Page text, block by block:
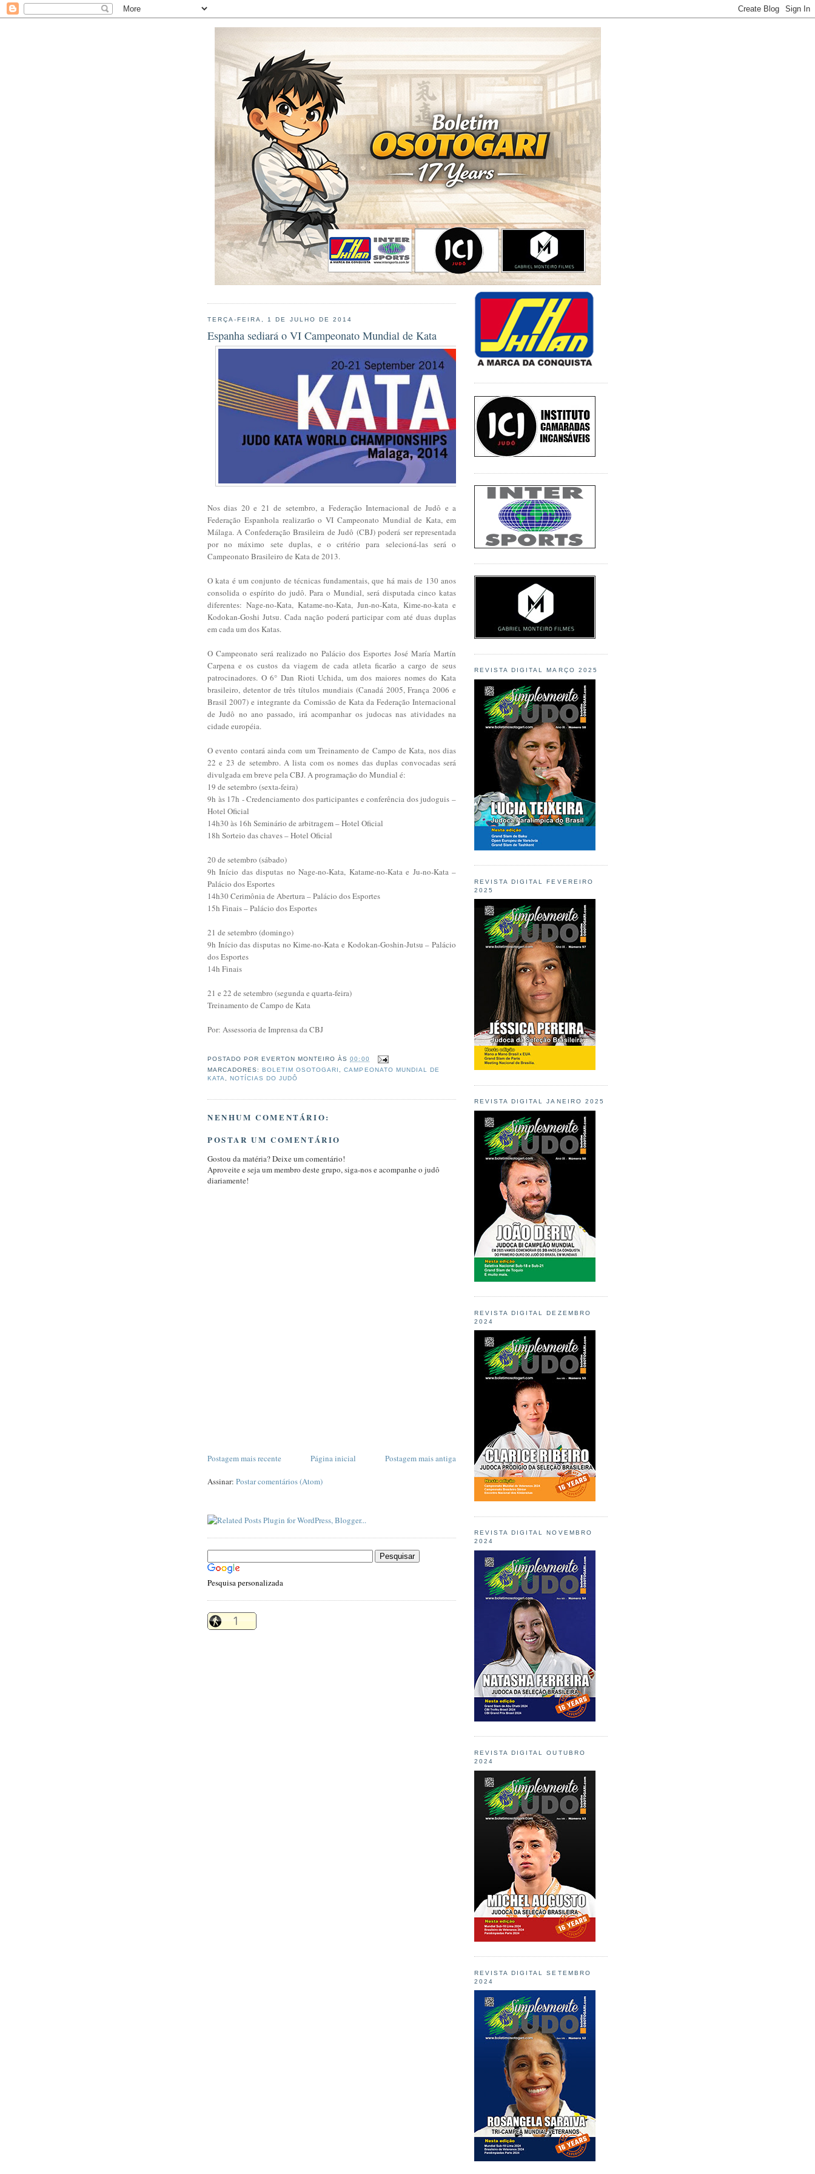
TERÇA-FEIRA, 1 DE JULHO DE 2014
Espanha sediará o VI Campeonato Mundial de Kata
Nos dias 20 e 21 de setembro, a Federação Internacional de Judô e a
Federação Espanhola realizarão o VI Campeonato Mundial de Kata, em
Málaga. A Confederação Brasileira de Judô (CBJ) poderá ser representada
por no máximo sete duplas, e o critério para selecioná-las será o
Campeonato Brasileiro de Kata de 2013.
O kata é um conjunto de técnicas fundamentais, que há mais de 130 anos
consolida o espírito do judô. Para o Mundial, será disputada cinco katas
diferentes: Nage-no-Kata, Katame-no-Kata, Jun-no-Kata, Kime-no-kata e
Kodokan-Goshi Jutsu. Cada nação poderá participar com até duas duplas
em cada um dos Katas.
O Campeonato será realizado no Palácio dos Esportes José María Martín
Carpena e os custos da viagem de cada atleta ficarão a cargo de seus
patrocinadores. O 6° Dan Rioti Uchida, um dos maiores nomes do Kata
brasileiro, detentor de três títulos mundiais (Canadá 2005, França 2006 e
Brasil 2007) e integrante da Comissão de Kata da Federação Internacional
de Judô no ano passado, irá acompanhar os judocas nas atividades na
cidade européia.
O evento contará ainda com um Treinamento de Campo de Kata, nos dias
22 e 23 de setembro. A lista com os nomes das duplas convocadas será
divulgada em breve pela CBJ. A programação do Mundial é:
19 de setembro (sexta-feira)
9h às 17h - Credenciamento dos participantes e conferência dos judoguis –
Hotel Oficial
14h30 às 16h Seminário de arbitragem – Hotel Oficial
18h Sorteio das chaves – Hotel Oficial
20 de setembro (sábado)
9h Início das disputas no Nage-no-Kata, Katame-no-Kata e Ju-no-Kata –
Palácio dos Esportes
14h30 Cerimônia de Abertura – Palácio dos Esportes
15h Finais – Palácio dos Esportes
21 de setembro (domingo)
9h Início das disputas no Kime-no-Kata e Kodokan-Goshin-Jutsu – Palácio
dos Esportes
14h Finais
21 e 22 de setembro (segunda e quarta-feira)
Treinamento de Campo de Kata
Por: Assessoria de Imprensa da CBJ
POSTADO POR EVERTON MONTEIRO ÀS00:00
MARCADORES:BOLETIM OSOTOGARI ,CAMPEONATO MUNDIAL DE
KATA,NOTÍCIAS DO JUDÔ
NENHUM COMENTÁRIO:
POSTAR UM COMENTÁRIO
Gostou da matéria? Deixe um comentário!
Aproveite e seja um membro deste grupo, siga-nos e acompanhe o judô
diariamente!
Postagem mais recente Postagem mais antiga
Página inicial
Assinar: Postar comentários (Atom)
Pesquisa personalizada
REVISTA DIGITAL MARÇO 2025
REVISTA DIGITAL FEVEREIRO
2025
REVISTA DIGITAL JANEIRO 2025
REVISTA DIGITAL DEZEMBRO
2024
REVISTA DIGITAL NOVEMBRO
2024
REVISTA DIGITAL OUTUBRO
2024
REVISTA DIGITAL SETEMBRO
2024